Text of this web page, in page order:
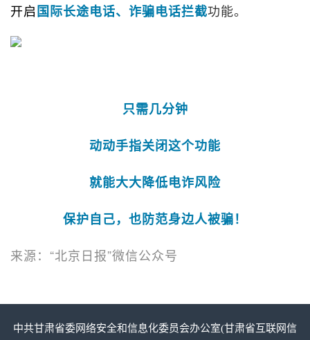
开启国际长途电话、诈骗电话拦截功能。
只需几分钟
动动手指关闭这个功能
就能大大降低电诈风险
保护自己，也防范身边人被骗！
来源：“北京日报”微信公众号
中共甘肃省委网络安全和信息化委员会办公室(甘肃省互联网信